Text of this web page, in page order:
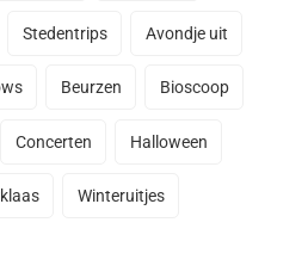
Stedentrips Avondje uit
Beurzen Bioscoop
Concerten Halloween
Winteruitjes